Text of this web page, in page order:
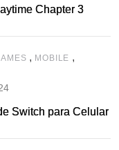
Chapter 3
, MOBILE ,
Switch para Celular